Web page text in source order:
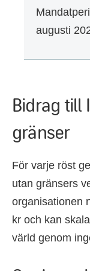
augusti
Bidrag till
gränser
För varje röst
utan gränsers
organisationen
kr och kan
värld genom